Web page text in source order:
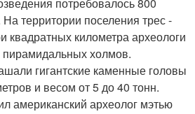
потребовалось 800
территории поселения трес -
квадратных километра археологи
холмов.
гигантские каменные головы
и весом от 5 до 40 тонн.
американский археолог мэтью